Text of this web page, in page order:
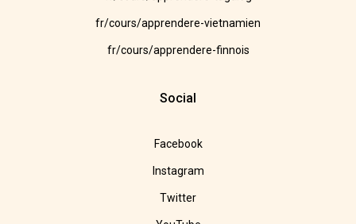
fr/cours/apprendere-vietnamien
fr/cours/apprendere-finnois
Social
Facebook
Instagram
Twitter